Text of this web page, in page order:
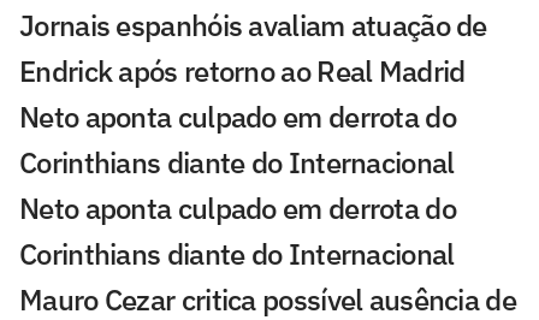
Jornais espanhóis avaliam atuação de
Endrick após retorno ao Real Madrid
Neto aponta culpado em derrota do
Corinthians diante do Internacional
Neto aponta culpado em derrota do
Corinthians diante do Internacional
Mauro Cezar critica possível ausência de